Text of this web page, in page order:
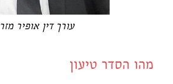
עורך דין אופיר מזר
מהו הסדר טיעון